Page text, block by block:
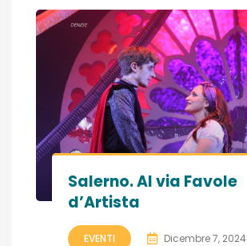
Salerno. Al via Favole
d’Artista
EVENTI Dicembre 7, 2024